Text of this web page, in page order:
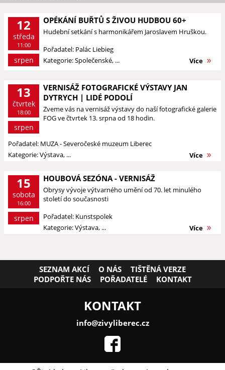
12
středa
11:00
srpen
OPÉKÁNÍ BUŘTŮ S ŽIVOU HUDBOU 60+
Hudební setkání s harmonikářem Jaroslavem Hruškou.
Pořadatel: Palác Liebieg
Kategorie: Společenské, ...
Více
13
čtvrtek
18:00
srpen
VERNISÁŽ FOTOGRAFICKÉ VÝSTAVY JAN
DYTRYCH | LIDÉ PODOLÍ
Zveme vás na vernisáž výstavy do naší fotografické galerie
FOG ve čtvrtek 13. srpna od 18 hodin.
Pořadatel: MUZA - Severočeské muzeum Liberec
Kategorie: Výstava, ...
Více
15
sobota
16:00
srpen
HOUBOVÁ SEZÓNA - VERNISÁŽ
Obrysy vývoje výtvarného umění od 70. let minulého
století do současnosti
Pořadatel: Kunstspolek
Kategorie: Výstava, ...
Více
SEZNAM AKCÍ O NÁS
TIŠTĚNÁ VERZE
PODPOŘTE NÁS
POŘADATELÉ KONTAKT
KONTAKT
info@zivyliberec.cz